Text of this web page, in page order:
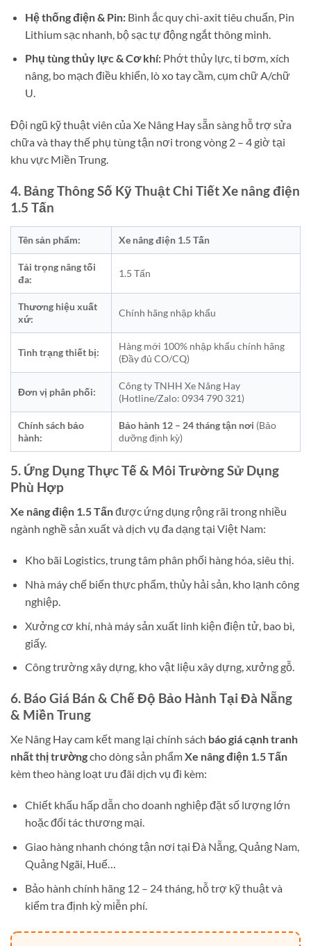
Hệ thống điện & Pin:Bình ắc quy chì-axit tiêu chuẩn, Pin
Lithium sạc nhanh, bộ sạc tự động ngắt thông minh.
Phụ tùng thủy lực & Cơ khí:Phớt thủy lực, ti bơm, xích
nâng, bo mạch điều khiển, lò xo tay cầm, cụm chữ A/chữ
U.
Đội ngũ kỹ thuật viên của Xe Nâng Hay sẵn sàng hỗ trợ sửa
chữa và thay thế phụ tùng tận nơi trong vòng 2 – 4 giờ tại
khu vực Miền Trung.
4. Bảng Thông Số Kỹ Thuật Chi Tiết Xe nâng điện
1.5 Tấn
Tên sản phẩm: Xe nâng điện 1.5 Tấn
Tải trọng nâng tối
đa:
1.5 Tấn
Thương hiệu xuất
xứ:
Chính hãng nhập khẩu
Tình trạng thiết bị:
Hàng mới 100% nhập khẩu chính hãng
(Đầy đủ CO/CQ)
Đơn vị phân phối:
Công ty TNHH Xe Nâng Hay
(Hotline/Zalo: 0934 790 321)
Chính sách bảo
hành:
Bảo hành 12 – 24 tháng tận nơi (Bảo
dưỡng định kỳ)
5. Ứng Dụng Thực Tế & Môi Trường Sử Dụng
Phù Hợp
Xe nâng điện 1.5 Tấnđược ứng dụng rộng rãi trong nhiều
ngành nghề sản xuất và dịch vụ đa dạng tại Việt Nam:
Kho bãi Logistics, trung tâm phân phối hàng hóa, siêu thị.
Nhà máy chế biến thực phẩm, thủy hải sản, kho lạnh công
nghiệp.
Xưởng cơ khí, nhà máy sản xuất linh kiện điện tử, bao bì,
giấy.
Công trường xây dựng, kho vật liệu xây dựng, xưởng gỗ.
6. Báo Giá Bán & Chế Độ Bảo Hành Tại Đà Nẵng
& Miền Trung
Xe Nâng Hay cam kết mang lại chính sách báo giá cạnh tranh
nhất thị trườngcho dòng sản phẩmXe nâng điện 1.5 Tấn
kèm theo hàng loạt ưu đãi dịch vụ đi kèm:
Chiết khấu hấp dẫn cho doanh nghiệp đặt số lượng lớn
hoặc đối tác thương mại.
Giao hàng nhanh chóng tận nơi tại Đà Nẵng, Quảng Nam,
Quảng Ngãi, Huế…
Bảo hành chính hãng 12 – 24 tháng, hỗ trợ kỹ thuật và
kiểm tra định kỳ miễn phí.